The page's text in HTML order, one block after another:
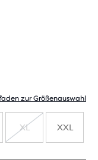
zur Größenauswahl
XL XXL